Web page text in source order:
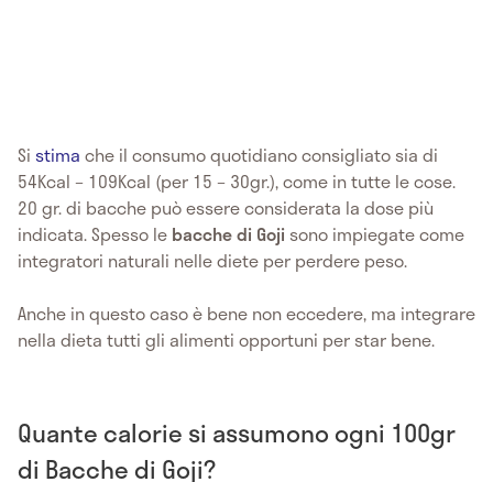
Si stima che il consumo quotidiano consigliato sia di
54Kcal – 109Kcal (per 15 – 30gr.), come in tutte le cose.
20 gr. di bacche può essere considerata la dose più
indicata. Spesso le bacche di Goji sono impiegate come
integratori naturali nelle diete per perdere peso.
Anche in questo caso è bene non eccedere, ma integrare
nella dieta tutti gli alimenti opportuni per star bene.
Quante calorie si assumono ogni 100gr
di Bacche di Goji?